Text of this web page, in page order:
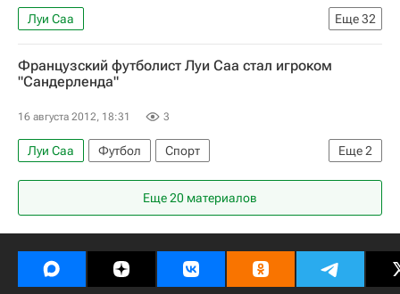
Еще32
Луи Саа
Блог обзоров твиттеров спортсменов - Блоги
Футбол
Спорт Блоги
Биатлон
Кубок мира по биатлону
Барселона
Елена Веснина
Светлана Кузнецова
Максим Ковтун
Светлана Абросимова
Александра Костенюк
Антон Ходырев
Французский футболист Луи Саа стал игроком
"Сандерленда"
16 августа 2012, 18:31 3
Еще2
Луи Саа Футбол
Спорт
АПЛ 2026-2027 (Чемпионат Англии по футболу)
Еще 20 материалов